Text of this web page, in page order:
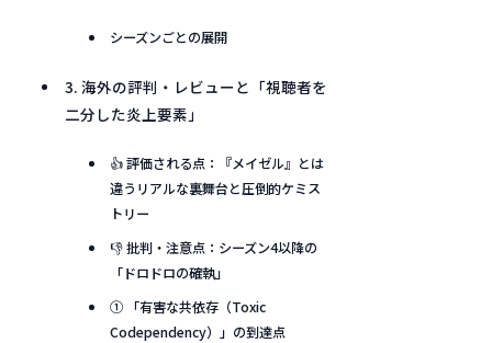
シーズンごとの展開
3. 海外の評判・レビューと「視聴者を
二分した炎上要素」
👍 評価される点：『メイゼル』とは
違うリアルな裏舞台と圧倒的ケミス
トリー
👎 批判・注意点：シーズン4以降の
「ドロドロの確執」
① 「有害な共依存（Toxic
Codependency）」の到達点